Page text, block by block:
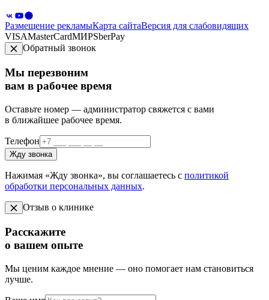
Размещение рекламыКарта сайтаВерсия для слабовидящих
VISAMasterCardМИРSberPay
Обратный звонок
Мы перезвоним
вам в рабочее время
Оставьте номер — администратор свяжется с вами
в ближайшее рабочее время.
Телефон
Жду звонка
Нажимая «Жду звонка», вы соглашаетесь с политикой
обработки персональных данных.
Отзыв о клинике
Расскажите
о вашем опыте
Мы ценим каждое мнение — оно помогает нам становиться
лучше.